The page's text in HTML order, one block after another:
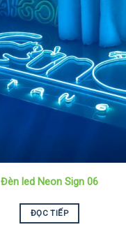
Đèn led Neon Sign 06
ĐỌC TIẾP